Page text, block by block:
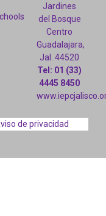
Jardines
del Bosque
Centro
Guadalajara,
Jal. 44520
Tel: 01 (33)
4445 8450
de privacidad